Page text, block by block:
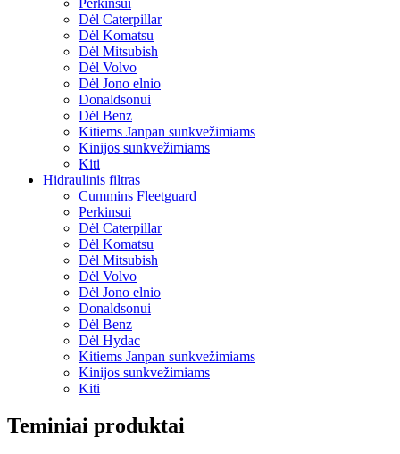
Dėl Caterpillar
Dėl Komatsu
Dėl Mitsubish
Dėl Volvo
Dėl Jono elnio
Donaldsonui
Dėl Benz
Kitiems Janpan sunkvežimiams
Kinijos sunkvežimiams
Kiti
Hidraulinis filtras
Cummins Fleetguard
Perkinsui
Dėl Caterpillar
Dėl Komatsu
Dėl Mitsubish
Dėl Volvo
Dėl Jono elnio
Donaldsonui
Dėl Benz
Dėl Hydac
Kitiems Janpan sunkvežimiams
Kinijos sunkvežimiams
Kiti
Teminiai produktai